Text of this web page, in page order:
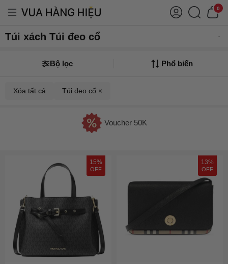
0
Túi xách Túi đeo cổ
Bộ lọc Phổ biến
Xóa tất cả Túi đeo cổ ×
Voucher 50K
15%
OFF
13%
OFF